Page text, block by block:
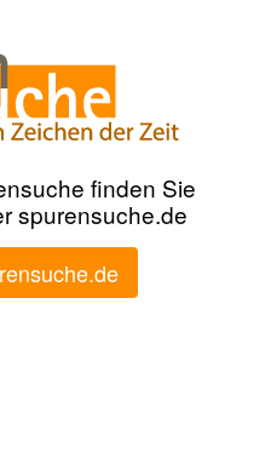
finden Sie
spurensuche.de